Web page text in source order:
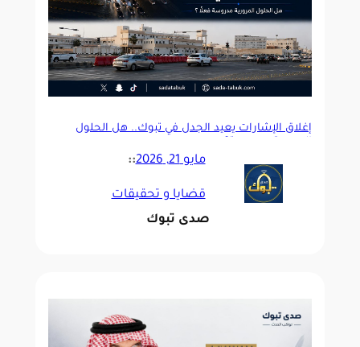
إغلاق الإشارات يعيد الجدل في تبوك.. هل الحلول
مايو 21, 2026 ::
قضايا و تحقيقات
صدى تبوك